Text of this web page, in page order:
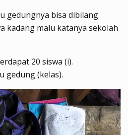
gedungnya bisa dibilang
kadang malu katanya sekolah
20 siswa (i).
gedung (kelas).